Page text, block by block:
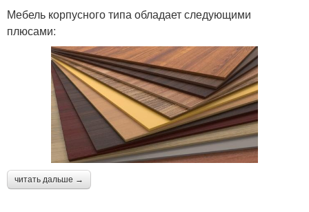
Мебель корпусного типа обладает следующими
плюсами:
читать дальше →